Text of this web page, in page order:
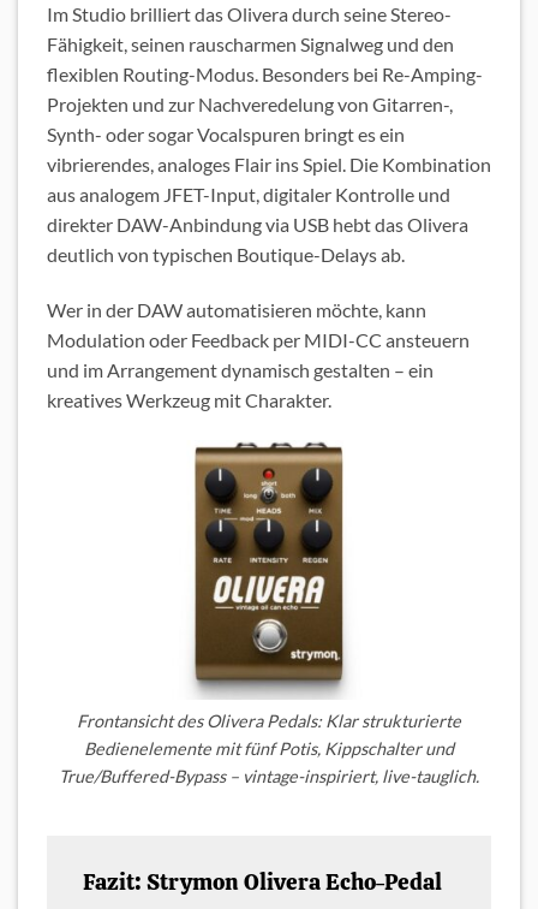
Im Studio brilliert das Olivera durch seine Stereo-
Fähigkeit, seinen rauscharmen Signalweg und den
flexiblen Routing-Modus. Besonders bei Re-Amping-
Projekten und zur Nachveredelung von Gitarren-,
Synth- oder sogar Vocalspuren bringt es ein
vibrierendes, analoges Flair ins Spiel. Die Kombination
aus analogem JFET-Input, digitaler Kontrolle und
direkter DAW-Anbindung via USB hebt das Olivera
deutlich von typischen Boutique-Delays ab.
Wer in der DAW automatisieren möchte, kann
Modulation oder Feedback per MIDI-CC ansteuern
und im Arrangement dynamisch gestalten – ein
kreatives Werkzeug mit Charakter.
Frontansicht des Olivera Pedals: Klar strukturierte
Bedienelemente mit fünf Potis, Kippschalter und
True/Buffered-Bypass – vintage-inspiriert, live-tauglich.
Fazit: Strymon Olivera Echo-Pedal